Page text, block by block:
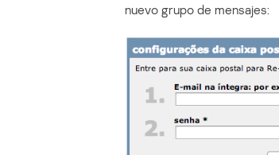
nuevo grupo de mensajes: